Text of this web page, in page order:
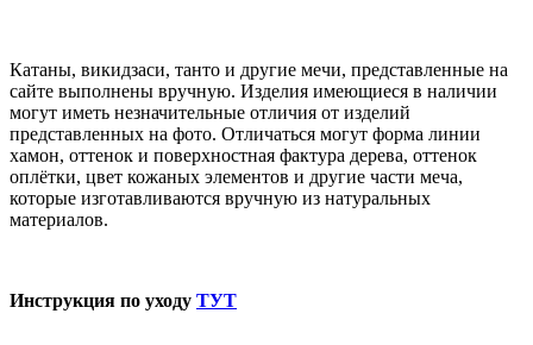
Катаны, викидзаси, танто и другие мечи, представленные на
сайте выполнены вручную. Изделия имеющиеся в наличии
могут иметь незначительные отличия от изделий
представленных на фото. Отличаться могут форма линии
хамон, оттенок и поверхностная фактура дерева, оттенок
оплётки, цвет кожаных элементов и другие части меча,
которые изготавливаются вручную из натуральных
материалов.
Инструкция по уходу ТУТ